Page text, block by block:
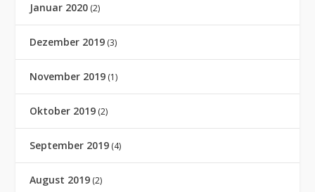
Januar 2020 (2)
Dezember 2019 (3)
November 2019 (1)
Oktober 2019 (2)
September 2019 (4)
August 2019 (2)